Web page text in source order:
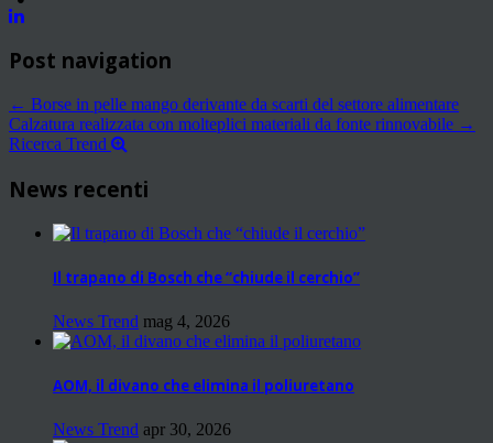
Post navigation
← Borse in pelle mango derivante da scarti del settore alimentare
Calzatura realizzata con molteplici materiali da fonte rinnovabile →
Ricerca Trend
News recenti
Il trapano di Bosch che “chiude il cerchio”
News Trend mag 4, 2026
AOM, il divano che elimina il poliuretano
News Trend apr 30, 2026